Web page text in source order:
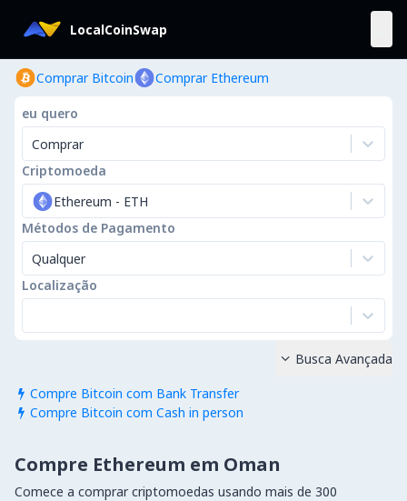
LocalCoinSwap
Comprar Bitcoin Comprar Ethereum
eu quero
Comprar
Criptomoeda
Ethereum - ETH
Métodos de Pagamento
Qualquer
Localização
 Compre Bitcoin com Bank Transfer
 Compre Bitcoin com Cash in person
 Busca Avançada
Compre Ethereum em Oman
Comece a comprar criptomoedas usando mais de 300